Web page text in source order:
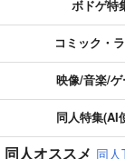
個人情報保護方
ポイント付与・
全てのお知らせを見る
ボドゲ特
コミック・
映像/音楽/
同人特集(AI
同人オススメ 同人